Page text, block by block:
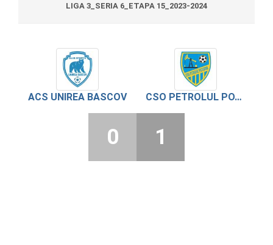
LIGA 3_SERIA 6_ETAPA 15_2023-2024
ACS UNIREA BASCOV CSO PETROLUL POTCOAVA
0 1